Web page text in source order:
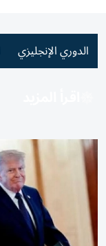
الدوري الإنجليزي